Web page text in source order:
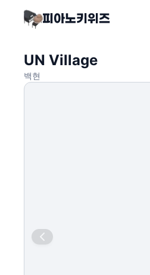
UN Village
백현